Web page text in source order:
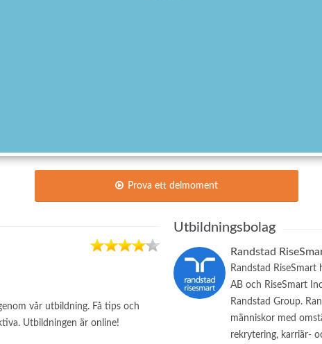
Prova ett delmoment
vår utbildning. Få tips och
Utbildningen är online!
Utbildningsbolag
Randstad
Randstad
AB och RiseSmart
Randstad Group.
människor med
rekrytering, karriär-